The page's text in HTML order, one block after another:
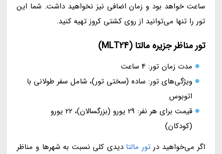
ساعت خواهد بود و زمان اضافی نیز نخواهید داشت. شما این
تور را تنها می‌توانید از روی کشتی کروز تهیه کنید.
تور مناظر جزیره مالتا (MLT24)
مدت زمان تور: 4 ساعت
ویژگی‌های تور: ساده (سختی تور)، شامل سفر طولانی با
اتوبوس
قیمت برای هر نفر: 29 یورو (بزرگسالان)، 22 یورو
(کودکان)
اگر می‌خواهید درتور مالتا دیدی کلی نسبت به شهرها و مناظر